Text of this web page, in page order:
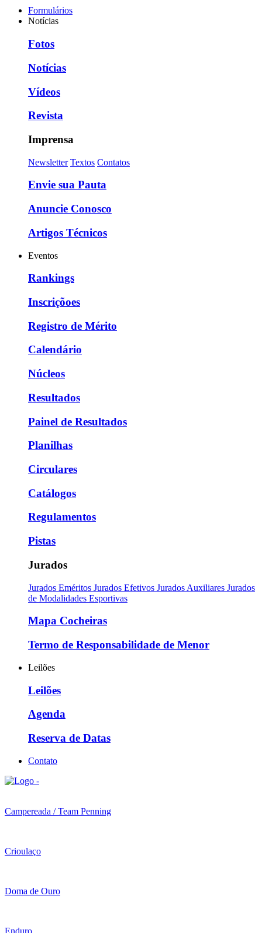
Formulários
Notícias
Fotos
Notícias
Vídeos
Revista
Imprensa
Newsletter Textos Contatos
Envie sua Pauta
Anuncie Conosco
Artigos Técnicos
Eventos
Rankings
Inscriçõoes
Registro de Mérito
Calendário
Núcleos
Resultados
Painel de Resultados
Planilhas
Circulares
Catálogos
Regulamentos
Pistas
Jurados
Jurados Eméritos Jurados Efetivos Jurados Auxiliares Jurados
de Modalidades Esportivas
Mapa Cocheiras
Termo de Responsabilidade de Menor
Leilões
Leilões
Agenda
Reserva de Datas
Contato
Campereada / Team Penning
Crioulaço
Doma de Ouro
Enduro